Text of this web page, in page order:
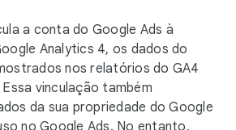
a conta do Google Ads à
Analytics 4, os dados do
nos relatórios do GA4
vinculação também
da sua propriedade do Google
no Google Ads. No entanto,